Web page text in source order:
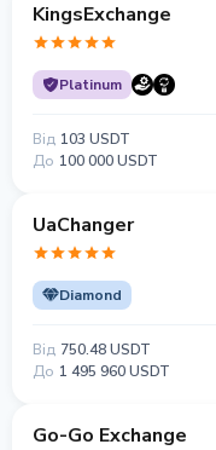
KingsExchange
Platinum
Від 103 USDT
До 100 000 USDT
UaChanger
Diamond
Від 750.48 USDT
До 1 495 960 USDT
Go-Go Exchange